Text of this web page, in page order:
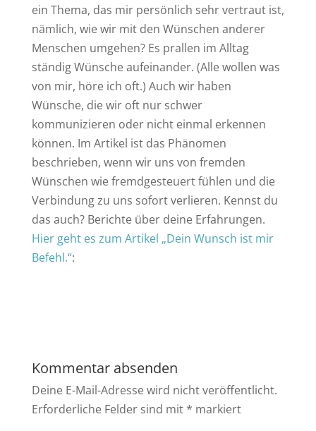
ein Thema, das mir persönlich sehr vertraut ist,
nämlich, wie wir mit den Wünschen anderer
Menschen umgehen? Es prallen im Alltag
ständig Wünsche aufeinander. (Alle wollen was
von mir, höre ich oft.) Auch wir haben
Wünsche, die wir oft nur schwer
kommunizieren oder nicht einmal erkennen
können. Im Artikel ist das Phänomen
beschrieben, wenn wir uns von fremden
Wünschen wie fremdgesteuert fühlen und die
Verbindung zu uns sofort verlieren. Kennst du
das auch? Berichte über deine Erfahrungen.
Hier geht es zum Artikel „Dein Wunsch ist mir
Befehl.“:
Kommentar absenden
Deine E-Mail-Adresse wird nicht veröffentlicht.
Erforderliche Felder sind mit * markiert